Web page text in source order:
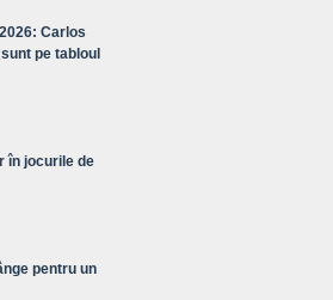
Carlos
pe tabloul
în jocurile de
pentru un